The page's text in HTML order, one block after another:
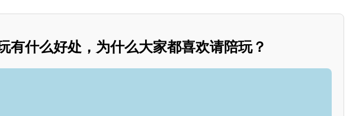
有什么好处，为什么大家都喜欢请陪玩？